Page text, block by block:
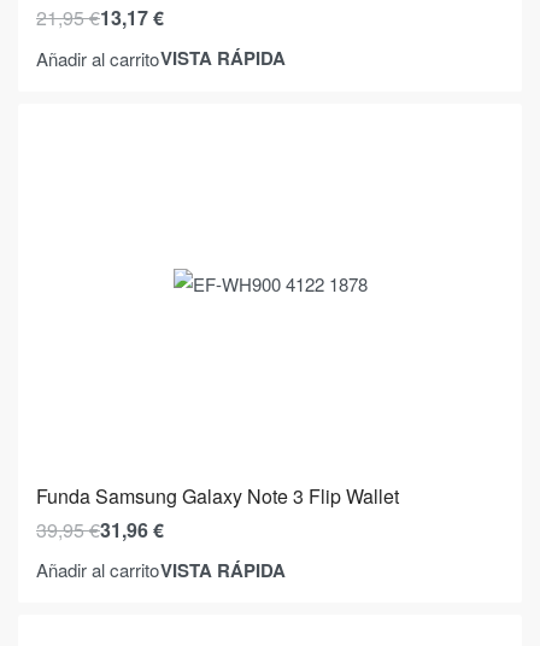
21,95€13,17€
Añadir al carritoVISTA RÁPIDA
Funda Samsung Galaxy Note 3 Flip Wallet
39,95€31,96€
Añadir al carritoVISTA RÁPIDA